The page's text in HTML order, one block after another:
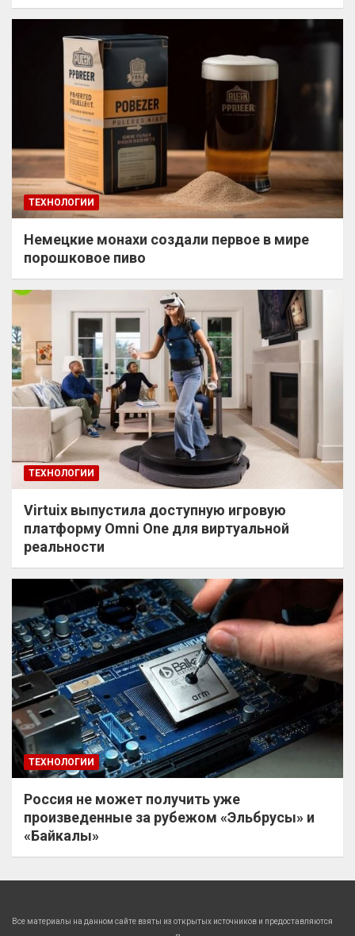
ТЕХНОЛОГИИ
Немецкие монахи создали первое в мире
порошковое пиво
ТЕХНОЛОГИИ
Virtuix выпустила доступную игровую
платформу Omni One для виртуальной
реальности
ТЕХНОЛОГИИ
Россия не может получить уже
произведенные за рубежом «Эльбрусы» и
«Байкалы»
Все материалы на данном сайте взяты из открытых источников и предоставляются